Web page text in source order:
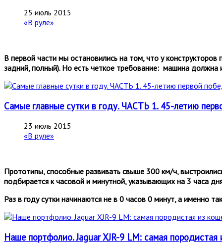
25 июль 2015
«В руле»
В первой части мы остановились на том, что у
задний, полный). Но есть четкое требование: машина должна
Самые главные сутки в году. ЧАСТЬ 1. 45-летию
23 июль 2015
«В руле»
Прототипы, способные развивать свыше 300 км/ч,
подбирается к часовой и минутной, указывающих на 3 часа
Раз в году сутки начинаются не в 0 часов 0 минут, а именно
Наше портфолио. Jaguar XJR-9 LM: самая породистая